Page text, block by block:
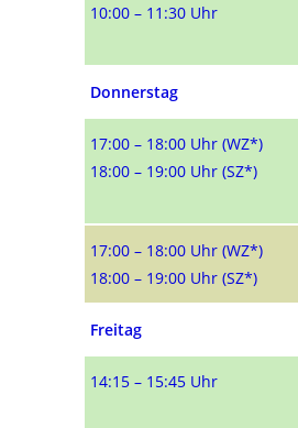
10:00 – 11:30 Uhr
Donnerstag
17:00 – 18:00 Uhr (WZ*)
18:00 – 19:00 Uhr (SZ*)
17:00 – 18:00 Uhr (WZ*)
18:00 – 19:00 Uhr (SZ*)
Freitag
14:15 – 15:45 Uhr